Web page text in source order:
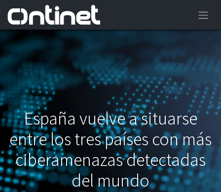
España vuelve a situarse
entre los tres países con más
ciberamenazas detectadas
del mundo